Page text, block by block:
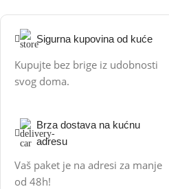
Sigurna kupovina od kuće
Kupujte bez brige iz udobnosti
svog doma.
Brza dostava na kućnu
adresu
Vaš paket je na adresi za manje
od 48h!